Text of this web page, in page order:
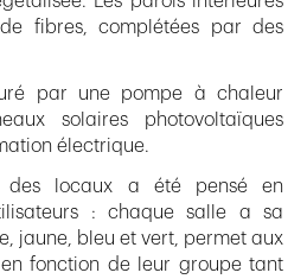
fibres, complétées par des
par une pompe à chaleur
solaires photovoltaïques
électrique.
des locaux a été pensé en
: chaque salle a sa
jaune, bleu et vert, permet aux
fonction de leur groupe tant